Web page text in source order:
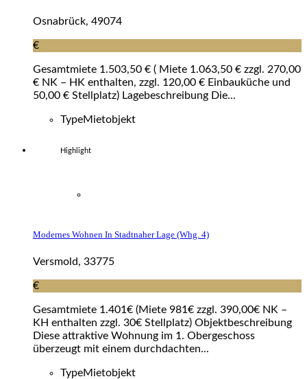
Osnabrück, 49074
€
Gesamtmiete 1.503,50 € ( Miete 1.063,50 € zzgl. 270,00
€ NK – HK enthalten, zzgl. 120,00 € Einbauküche und
50,00 € Stellplatz) Lagebeschreibung Die...
TypeMietobjekt
Highlight
Modernes Wohnen In Stadtnaher Lage (whg. 4)
Versmold, 33775
€
Gesamtmiete 1.401€ (Miete 981€ zzgl. 390,00€ NK –
KH enthalten zzgl. 30€ Stellplatz) Objektbeschreibung
Diese attraktive Wohnung im 1. Obergeschoss
überzeugt mit einem durchdachten...
TypeMietobjekt